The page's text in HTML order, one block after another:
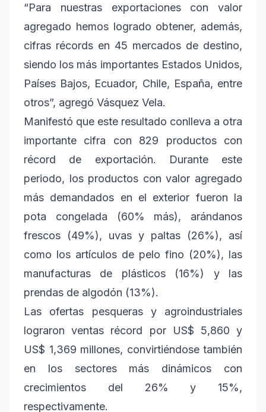
“Para nuestras exportaciones con valor
agregado hemos logrado obtener, además,
cifras récords en 45 mercados de destino,
siendo los más importantes Estados Unidos,
Países Bajos, Ecuador, Chile, España, entre
otros”, agregó Vásquez Vela.
Manifestó que este resultado conlleva a otra
importante cifra con 829 productos con
récord de exportación. Durante este
periodo, los productos con valor agregado
más demandados en el exterior fueron la
pota congelada (60% más), arándanos
frescos (49%), uvas y paltas (26%), así
como los artículos de pelo fino (20%), las
manufacturas de plásticos (16%) y las
prendas de algodón (13%).
Las ofertas pesqueras y agroindustriales
lograron ventas récord por US$ 5,860 y
US$ 1,369 millones, convirtiéndose también
en los sectores más dinámicos con
crecimientos del 26% y 15%,
respectivamente.